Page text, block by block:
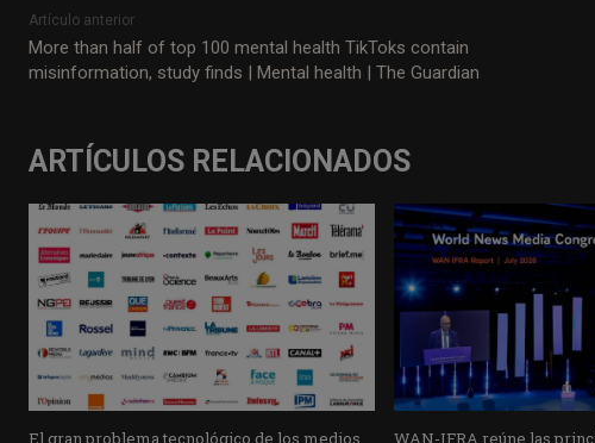
Artículo anterior
More than half of top 100 mental health TikToks contain
misinformation, study finds | Mental health | The Guardian
ARTÍCULOS RELACIONADOS
El gran problema tecnológico de los medios WAN-IFRA reúne las